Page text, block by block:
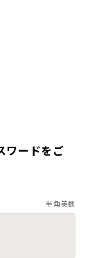
ワードをご
半角英数